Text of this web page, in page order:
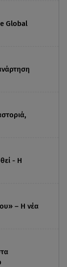
Global
- Η
– Η νέα